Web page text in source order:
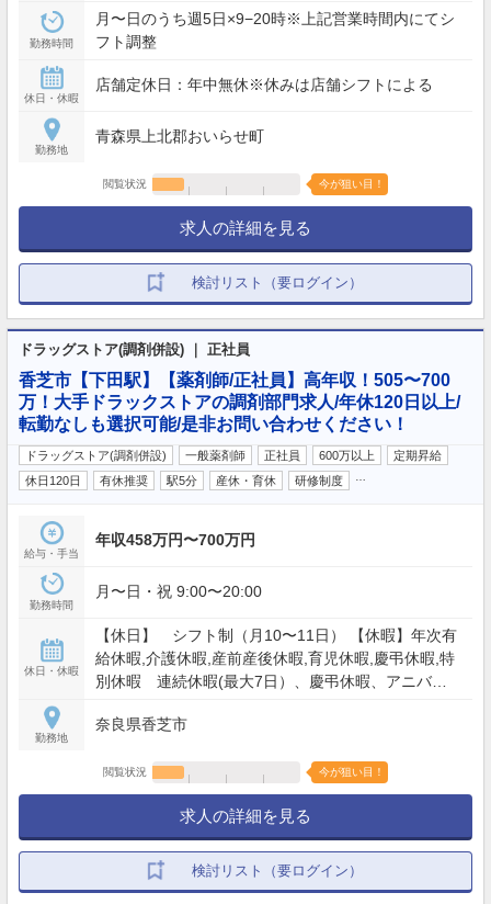
勤務時間
月〜日のうち週5日×9−20時※上記営業時間内にてシ
フト調整
休日・休暇
店舗定休日：年中無休※休みは店舗シフトによる
勤務地
青森県上北郡おいらせ町
閲覧状況 今が狙い目！
求人の詳細を見る
検討リスト（要ログイン）
ドラッグストア(調剤併設) ｜ 正社員
香芝市【下田駅】【薬剤師/正社員】高年収！505〜700
万！大手ドラックストアの調剤部門求人/年休120日以上/
転勤なしも選択可能/是非お問い合わせください！
ドラッグストア(調剤併設) 一般薬剤師 正社員 600万以上
定期昇給
休日120日
有休推奨 駅5分 産休・育休 研修制度
給与・手当
年収458万円〜700万円
勤務時間
月〜日・祝 9:00〜20:00
休日・休暇
【休日】 シフト制（月10〜11日） 【休暇】年次有
給休暇,介護休暇,産前産後休暇,育児休暇,慶弔休暇,特
別休暇 連続休暇(最大7日）、慶弔休暇、アニバー
介護休業 他 ※年間休日：入社2年目以降休日・休暇
勤務地
奈良県香芝市
閲覧状況 今が狙い目！
求人の詳細を見る
検討リスト（要ログイン）